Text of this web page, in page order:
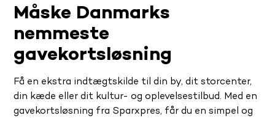
Måske Danmarks
nemmeste
gavekortsløsning
Få en ekstra indtægtskilde til din by, dit storcenter,
din kæde eller dit kultur- og oplevelsestilbud. Med en
gavekortsløsning fra Sparxpres, får du en simpel og